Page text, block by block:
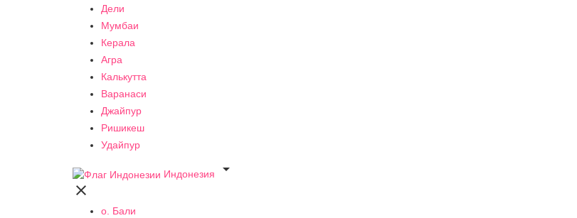
Дели
Мумбаи
Керала
Агра
Калькутта
Варанаси
Джайпур
Ришикеш
Удайпур
Индонезия


о. Бали